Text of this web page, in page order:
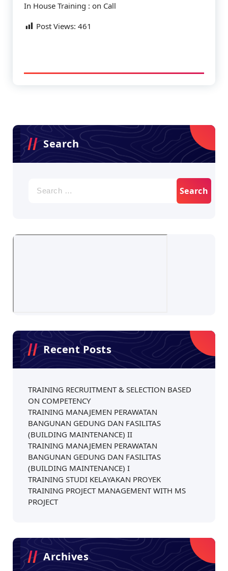
In House Training : on Call
Post Views: 461
Search
for:
Recent Posts
TRAINING RECRUITMENT & SELECTION BASED
ON COMPETENCY
TRAINING MANAJEMEN PERAWATAN
BANGUNAN GEDUNG DAN FASILITAS
(BUILDING MAINTENANCE) II
TRAINING MANAJEMEN PERAWATAN
BANGUNAN GEDUNG DAN FASILITAS
(BUILDING MAINTENANCE) I
TRAINING STUDI KELAYAKAN PROYEK
TRAINING PROJECT MANAGEMENT WITH MS
PROJECT
Archives